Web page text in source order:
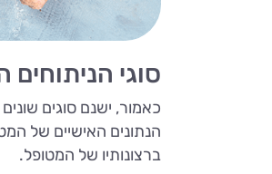
סוגי הניתוחים
כאמור, ישנם סוגים
הנתונים האישיים של
ברצונותיו של המטופל.